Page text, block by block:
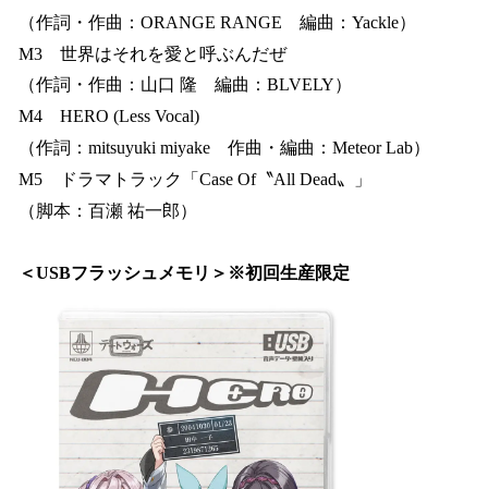
（作詞・作曲：ORANGE RANGE 編曲：Yackle）
M3 世界はそれを愛と呼ぶんだぜ
（作詞・作曲：山口 隆 編曲：BLVELY）
M4 HERO (Less Vocal)
（作詞：mitsuyuki miyake 作曲・編曲：Meteor Lab）
M5 ドラマトラック「Case Of〝All Dead〟」
（脚本：百瀬 祐一郎）
＜USBフラッシュメモリ＞※初回生産限定